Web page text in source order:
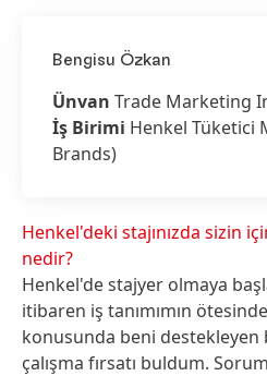
Bengisu Özkan
Ünvan Trade Marketing
İş Birimi Henkel Tüketici
Brands)
Henkel'deki stajınızda sizin
nedir?
Henkel'de stajyer olmaya
itibaren iş tanımımın
konusunda beni
çalışma fırsatı buldum.